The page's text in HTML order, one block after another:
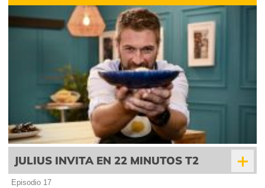
JULIUS INVITA EN 22 MINUTOS T2 +
Episodio 17